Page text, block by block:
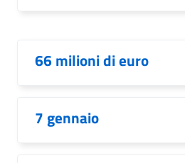
66 milioni di euro
7 gennaio